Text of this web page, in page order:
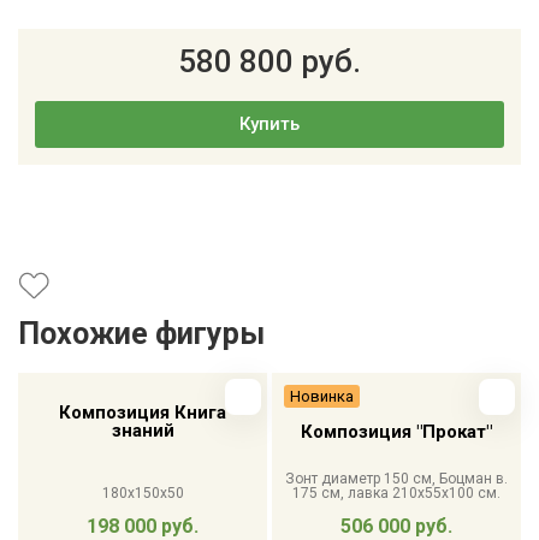
580 800 руб.
Купить
Похожие фигуры
Композиция Книга
знаний
180х150х50
198 000 руб.
Новинка
Композиция "Прокат"
Зонт диаметр 150 см, Боцман в.
175 см, лавка 210x55x100 см.
506 000 руб.